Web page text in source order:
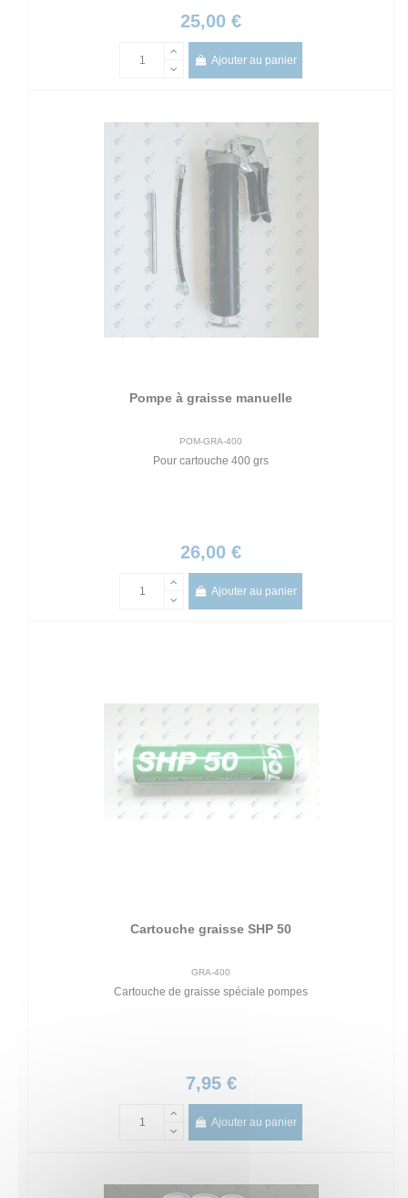
25,00 €
Ajouter au panier
Pompe à graisse manuelle
POM-GRA-400
Pour cartouche 400 grs
26,00 €
Ajouter au panier
Cartouche graisse SHP 50
GRA-400
Cartouche de graisse spéciale pompes
7,95 €
Ajouter au panier